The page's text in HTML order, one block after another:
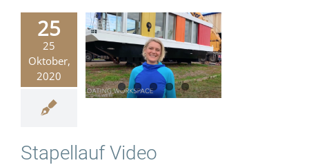
25
25
Oktober,
2020
Video
Stapellauf Video